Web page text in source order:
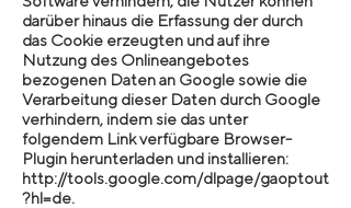
darüber hinaus die Erfassung der durch
das Cookie erzeugten und auf ihre
Nutzung des Onlineangebotes
bezogenen Daten an Google sowie die
Verarbeitung dieser Daten durch Google
verhindern, indem sie das unter
folgendem Link verfügbare Browser-
Plugin herunterladen und installieren:
http://tools.google.com/dlpage/gaoptout
?hl=de.